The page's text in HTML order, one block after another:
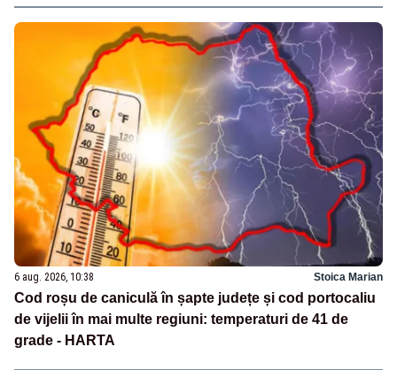
6 aug. 2026, 10:38 Stoica Marian
Cod roșu de caniculă în șapte județe și cod portocaliu
de vijelii în mai multe regiuni: temperaturi de 41 de
grade - HARTA